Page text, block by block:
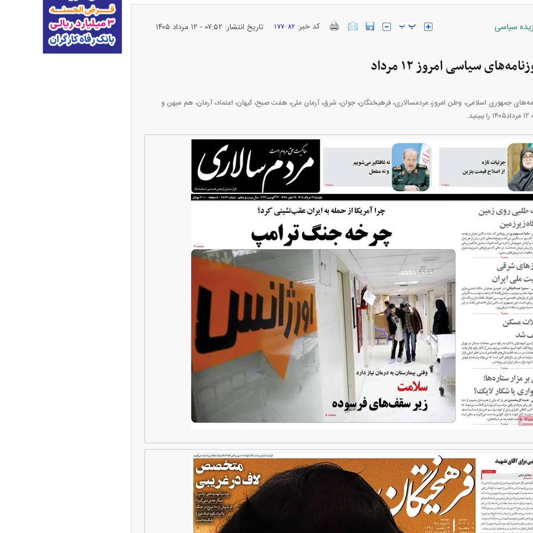
سیاسی کد خبر:۱۷۷۰۸۲
تاریخ انتشار: ۰۷:۵۲ - ۱۲ مرداد ۱۴۰۵
سیاسی امروز ۱۲ مرداد
جمهوری اسلامی، وطن امروز، مردمسالاری، فرهیختگان، جوان، شرق، آرمان ملی، هفت صبح، کیهان، اعتماد، آرمان، هم میهن و
خودرو + جدول قیمت سکه و طلا + جدول
مسکن؛ فنر
شده
کارنامه مردود محسن پاک‌ نژاد؛ از افت شدید
درآمد ارزی تا بازی با عزل و نصب‌ها
پیش‌بینی بورس امروز دوشنبه ۱۲ مرداد ماه
۱۴۰۵
خودرو گران
است یا ریزش
آغاز فروش نقدی با تحویل فوری بهمن دیزل
+ جزئیات